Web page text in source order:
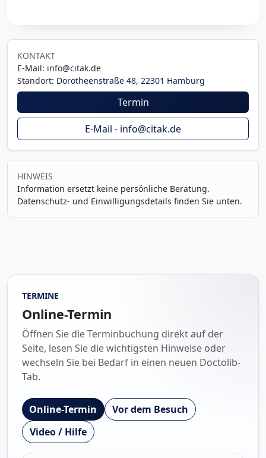
KONTAKT
E-Mail: info@citak.de
Standort: Dorotheenstraße 48, 22301 Hamburg
Termin
E-Mail - info@citak.de
HINWEIS
Information ersetzt keine persönliche Beratung.
Datenschutz- und Einwilligungsdetails finden Sie unten.
TERMINE
Online-Termin
Öffnen Sie die Terminbuchung direkt auf der
Seite, lesen Sie die wichtigsten Hinweise oder
wechseln Sie bei Bedarf in einen neuen Doctolib-
Tab.
Online-Termin
Vor dem Besuch
Video / Hilfe